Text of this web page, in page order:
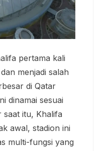
pertama kali
menjadi salah
di Qatar
dinamai sesuai
saat itu, Khalifa
awal, stadion ini
multi-fungsi yang